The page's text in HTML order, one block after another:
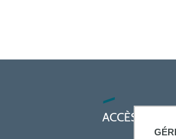
ACCÈS